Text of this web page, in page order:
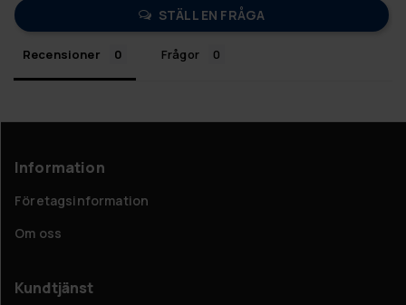
STÄLL EN FRÅGA
Recensioner Frågor
Information
Företagsinformation
Om oss
Kundtjänst